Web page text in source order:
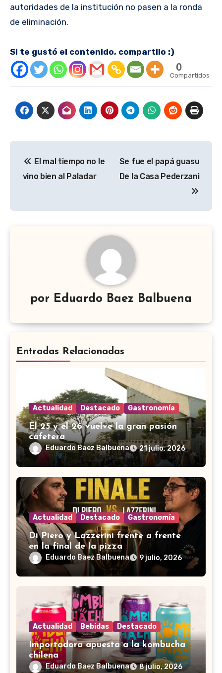
autoridades de la institución no pasen a la ronda
de eliminación.
Si te gustó el contenido, compartilo :)
0
Compartidos
de
El mal tiempo no le
vino bien al Paladar
Se fue el papá guasu
De la Casa Pederzani
por Eduardo Baez Balbuena
Entradas Relacionadas
Actualidad Destacado Gastronomía
El 25 y el 26 vuelve la gran pasión
cafetera
Eduardo Baez Balbuena 21 julio, 2026
Actualidad Destacado Gastronomía
Di Piero y Lazzerini frente a frente
en la final de la pizza
Eduardo Baez Balbuena 9 julio, 2026
Actualidad Bebidas Destacado
Importadora apuesta a la kombucha
chilena
Eduardo Baez Balbuena 8 julio, 2026